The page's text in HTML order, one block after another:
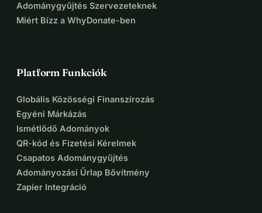
Adománygyűjtés Szervezeteknek
Miért Bízz a WhyDonate-ben
Platform Funkciók
Globális Közösségi Finanszírozás
Egyéni Márkázás
Ismétlődő Adományok
QR-kód és Fizetési Kérelmek
Csapatos Adománygyűjtés
Adományozási Űrlap Bővítmény
Zapier Integráció